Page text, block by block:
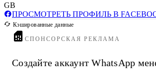
GB
ПРОСМОТРЕТЬ ПРОФИЛЬ В
Кэшированные данные
СПОНСОРСКАЯ РЕКЛАМА
Создайте аккаунт WhatsApp